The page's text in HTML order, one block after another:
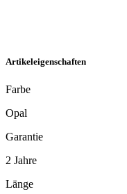
Artikeleigenschaften
Farbe
Opal
Garantie
2 Jahre
Länge